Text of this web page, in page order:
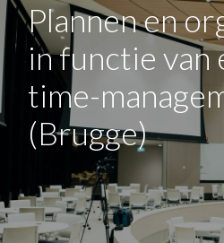
Plannen en
in functie van
time-
(Brugge)